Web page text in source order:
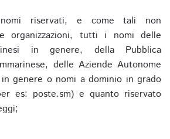
nomi riservati, e come tali non
organizzazioni, tutti i nomi delle
in genere, della Pubblica
delle Aziende Autonome
genere o nomi a dominio in grado
es: poste.sm) e quanto riservato